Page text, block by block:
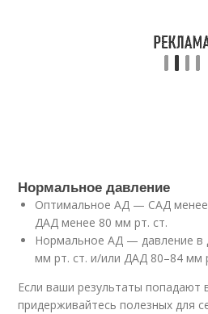
Нормальное давление
Оптимальное АД — САД менее
ДАД менее 80 мм рт. ст.
Нормальное АД — давление в
мм рт. ст. и/или ДАД 80–84 мм
Если ваши результаты попадают
придерживайтесь полезных для